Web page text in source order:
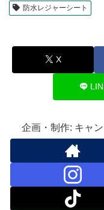
防水レジャーシート
X
企画・制作: キャ